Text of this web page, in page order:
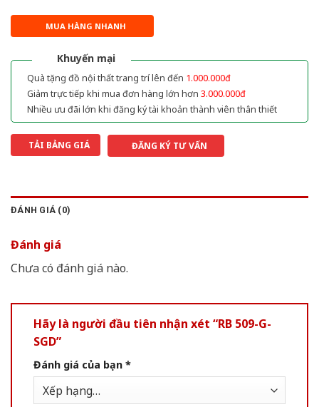
MUA HÀNG NHANH
Khuyến mại
Quà tặng đồ nội thất trang trí lên đến 1.000.000đ
Giảm trực tiếp khi mua đơn hàng lớn hơn 3.000.000đ
Nhiều ưu đãi lớn khi đăng ký tài khoản thành viên thân thiết
TẢI BẢNG GIÁ ĐĂNG KÝ TƯ VẤN
ĐÁNH GIÁ (0)
Đánh giá
Chưa có đánh giá nào.
Hãy là người đầu tiên nhận xét “RB 509-G-
SGD”
Đánh giá của bạn *